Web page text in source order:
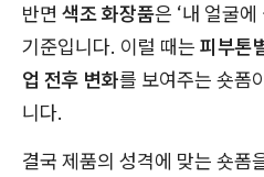
반면 색조 화장품은 ‘내 얼굴
기준입니다. 이럴 때는 피부톤
업 전후 변화를 보여주는 숏폼
니다.
결국 제품의 성격에 맞는 숏폼